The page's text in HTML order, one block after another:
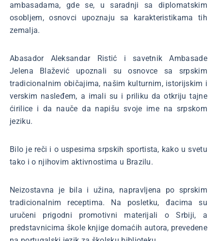
ambasadama, gde se, u saradnji sa diplomatskim
osobljem, osnovci upoznaju sa karakteristikama tih
zemalja.
Abasador Aleksandar Ristić i savetnik Ambasade
Jelena Blažević upoznali su osnovce sa srpskim
tradicionalnim običajima, našim kulturnim, istorijskim i
verskim nasleđem, a imali su i priliku da otkriju tajne
ćirilice i da nauče da napišu svoje ime na srpskom
jeziku.
Bilo je reči i o uspesima srpskih sportista, kako u svetu
tako i o njihovim aktivnostima u Brazilu.
Neizostavna je bila i užina, napravljena po sprskim
tradicionalnim receptima. Na posletku, đacima su
uručeni prigodni promotivni materijali o Srbiji, a
predstavnicima škole knjige domaćih autora, prevedene